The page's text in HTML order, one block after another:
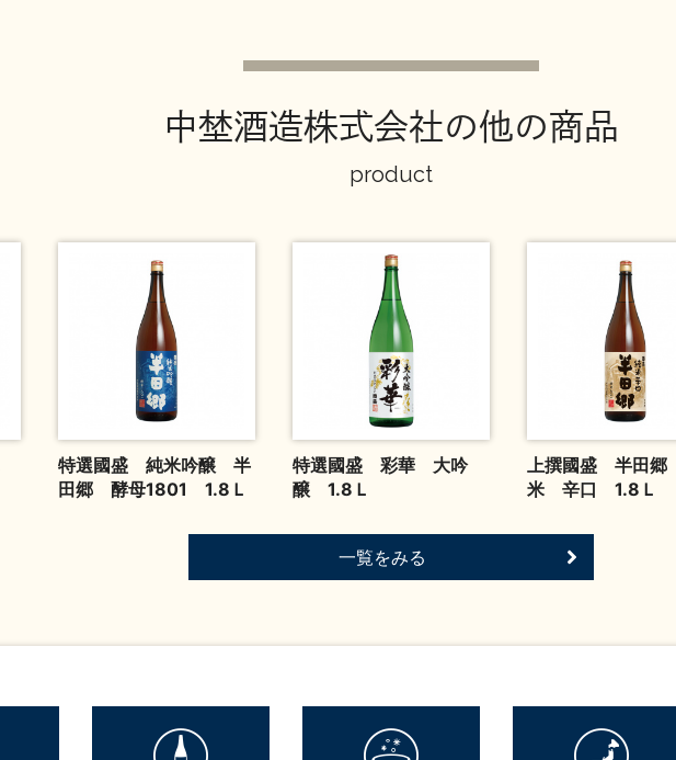
中埜酒造株式会社の他の商品
product
特選國盛 純米吟醸 半
田郷 酵母1801 1.8Ｌ
特選國盛 彩華 大吟
醸 1.8Ｌ
上撰國盛 半田
米 辛口 1.8Ｌ
一覧をみる